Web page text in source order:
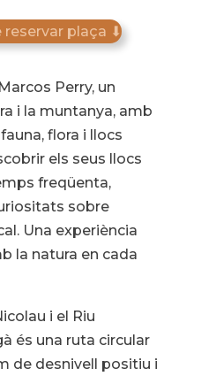
reservar plaça ⬇
Perry, un
i la muntanya, amb
flora i llocs
els seus llocs
freqüenta,
sobre
Una experiència
la natura en cada
i el Riu
és una ruta circular
de desnivell positiu i